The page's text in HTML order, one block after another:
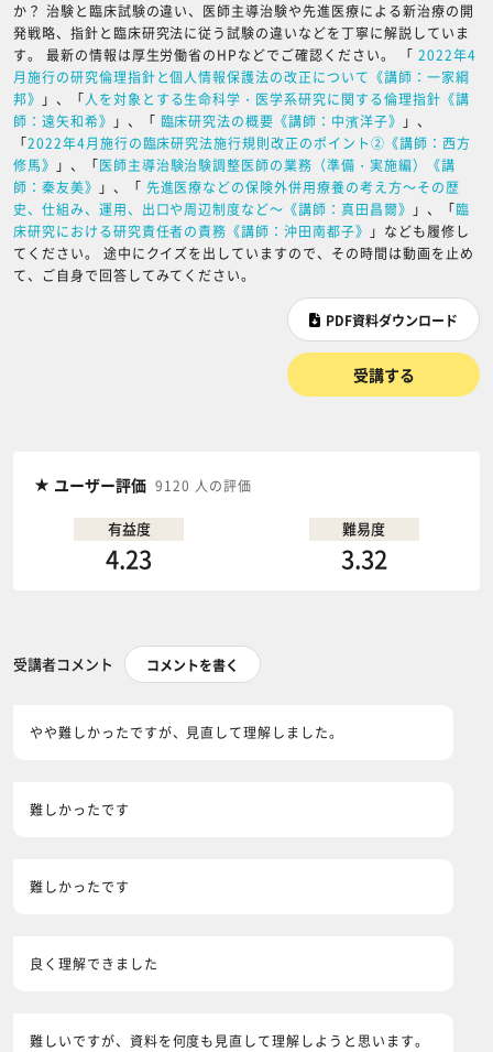
か？ 治験と臨床試験の違い、医師主導治験や先進医療による新治療の開
発戦略、指針と臨床研究法に従う試験の違いなどを丁寧に解説していま
す。 最新の情報は厚生労働省のHPなどでご確認ください。 「 2022年4
月施行の研究倫理指針と個人情報保護法の改正について《講師：一家綱
邦》 」、「人を対象とする生命科学・医学系研究に関する倫理指針《講
師：遠矢和希》 」、「 臨床研究法の概要《講師：中濱洋子》 」、
「2022年4月施行の臨床研究法施行規則改正のポイント②《講師：西方
修馬》 」、「医師主導治験治験調整医師の業務（準備・実施編）《講
師：秦友美》 」、「 先進医療などの保険外併用療養の考え方～その歴
史、仕組み、運用、出口や周辺制度など～《講師：真田昌爾》 」、「臨
床研究における研究責任者の責務《講師：沖田南都子》 」なども履修し
てください。 途中にクイズを出していますので、その時間は動画を止め
て、ご自身で回答してみてください。
PDF資料ダウンロード
受講する
ユーザー評価 9120 人の評価
有益度
4.23
難易度
3.32
受講者コメント コメントを書く
やや難しかったですが、見直して理解しました。
難しかったです
難しかったです
良く理解できました
難しいですが、資料を何度も見直して理解しようと思います。